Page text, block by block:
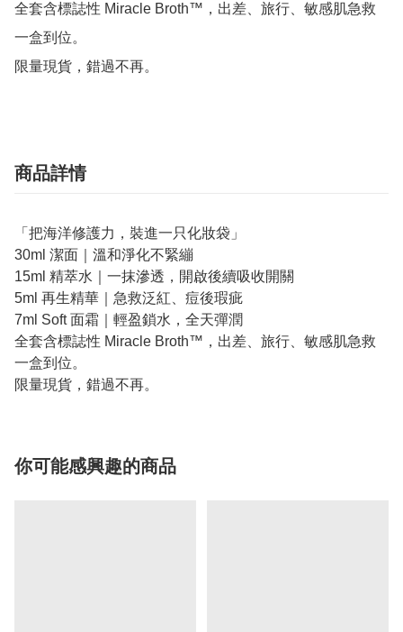
全套含標誌性 Miracle Broth™，出差、旅行、敏感肌急救
一盒到位。
限量現貨，錯過不再。
商品詳情
「把海洋修護力，裝進一只化妝袋」
30ml 潔面｜溫和淨化不緊繃
15ml 精萃水｜一抹滲透，開啟後續吸收開關
5ml 再生精華｜急救泛紅、痘後瑕疵
7ml Soft 面霜｜輕盈鎖水，全天彈潤
全套含標誌性 Miracle Broth™，出差、旅行、敏感肌急救
一盒到位。
限量現貨，錯過不再。
你可能感興趣的商品